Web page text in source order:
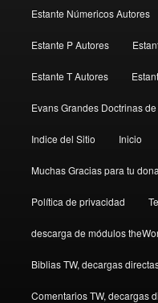
Estante Númericos Autores
Estante P Autores
Estante T Autores
Evans Grandes Doctrinas
Indice del Sitio Inicio
Muchas Gracias para tu
Política de privacidad
descarga de módulos
Biblias TW, decargas
Comentarios TW, decargas